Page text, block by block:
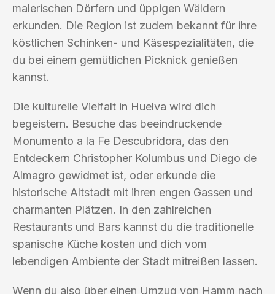
malerischen Dörfern und üppigen Wäldern
erkunden. Die Region ist zudem bekannt für ihre
köstlichen Schinken- und Käsespezialitäten, die
du bei einem gemütlichen Picknick genießen
kannst.
Die kulturelle Vielfalt in Huelva wird dich
begeistern. Besuche das beeindruckende
Monumento a la Fe Descubridora, das den
Entdeckern Christopher Kolumbus und Diego de
Almagro gewidmet ist, oder erkunde die
historische Altstadt mit ihren engen Gassen und
charmanten Plätzen. In den zahlreichen
Restaurants und Bars kannst du die traditionelle
spanische Küche kosten und dich vom
lebendigen Ambiente der Stadt mitreißen lassen.
Wenn du also über einen Umzug von Hamm nach